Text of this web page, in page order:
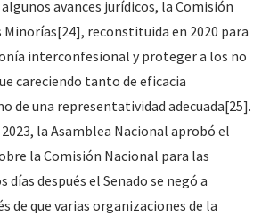
avances jurídicos, la Comisión
Minorías[24], reconstituida en 2020 para
interconfesional y proteger a los no
careciendo tanto de eficacia
de una representatividad adecuada[25].
la Asamblea Nacional aprobó el
la Comisión Nacional para las
días después el Senado se negó a
de que varias organizaciones de la